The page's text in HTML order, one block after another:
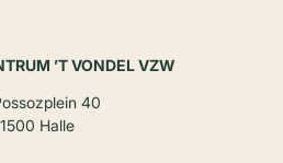
’T VONDEL VZW
40
1500 Halle